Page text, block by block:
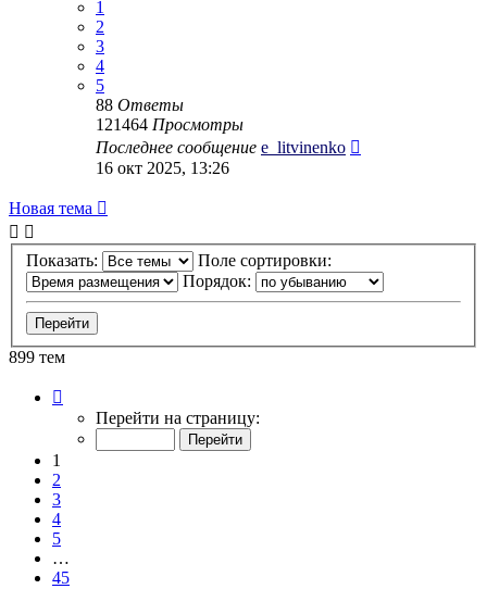
1
2
3
4
5
88 Ответы
121464 Просмотры
Последнее сообщение e_litvinenko
16 окт 2025, 13:26
Новая тема
Показать:
Поле сортировки:
Порядок:
899 тем
Перейти на страницу:
1
2
3
4
5
…
45